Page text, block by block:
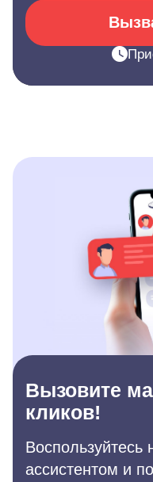
Вызовите
кликов!
ассистентом и